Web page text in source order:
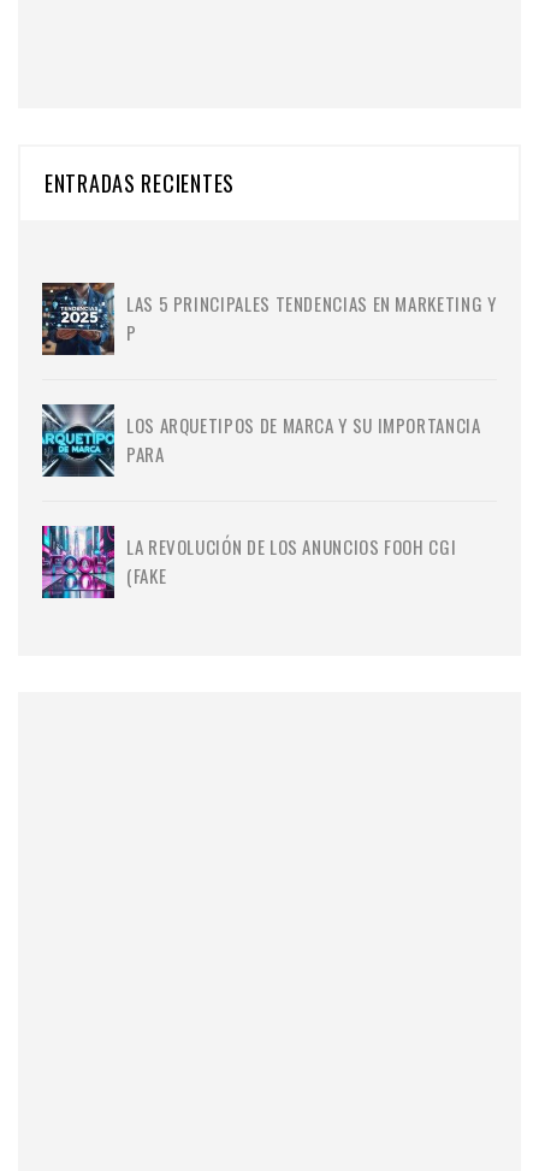
ENTRADAS RECIENTES
LAS 5 PRINCIPALES TENDENCIAS EN MARKETING Y
P
LOS ARQUETIPOS DE MARCA Y SU IMPORTANCIA
PARA
LA REVOLUCIÓN DE LOS ANUNCIOS FOOH CGI
(FAKE